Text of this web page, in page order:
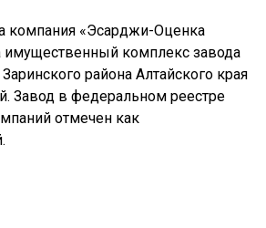
компания «Эсарджи-Оценка
имущественный комплекс завода
района Алтайского края
Завод в федеральном реестре
отмечен как